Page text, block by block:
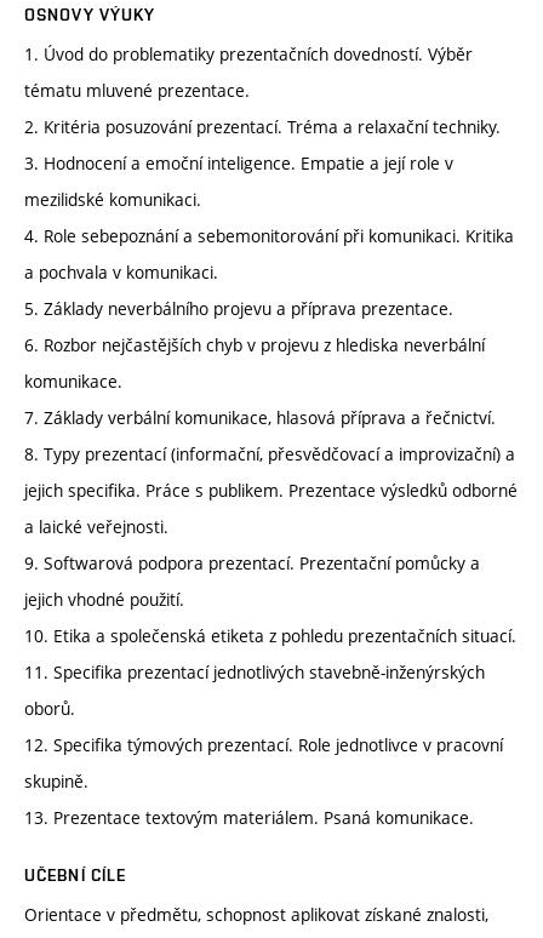
OSNOVY VÝUKY
1. Úvod do problematiky prezentačních dovedností. Výběr
tématu mluvené prezentace.
2. Kritéria posuzování prezentací. Tréma a relaxační techniky.
3. Hodnocení a emoční inteligence. Empatie a její role v
mezilidské komunikaci.
4. Role sebepoznání a sebemonitorování při komunikaci. Kritika
a pochvala v komunikaci.
5. Základy neverbálního projevu a příprava prezentace.
6. Rozbor nejčastějších chyb v projevu z hlediska neverbální
komunikace.
7. Základy verbální komunikace, hlasová příprava a řečnictví.
8. Typy prezentací (informační, přesvědčovací a improvizační) a
jejich specifika. Práce s publikem. Prezentace výsledků odborné
a laické veřejnosti.
9. Softwarová podpora prezentací. Prezentační pomůcky a
jejich vhodné použití.
10. Etika a společenská etiketa z pohledu prezentačních situací.
11. Specifika prezentací jednotlivých stavebně-inženýrských
oborů.
12. Specifika týmových prezentací. Role jednotlivce v pracovní
skupině.
13. Prezentace textovým materiálem. Psaná komunikace.
UČEBNÍ CÍLE
Orientace v předmětu, schopnost aplikovat získané znalosti,